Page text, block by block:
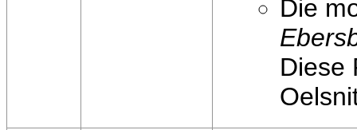
Die
Diese